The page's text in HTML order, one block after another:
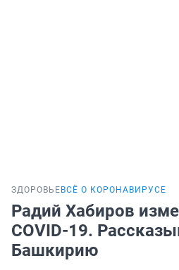
ЗДОРОВЬЕ ВСЁ О КОРОНАВИРУСЕ
Радий Хабиров
COVID-19.
Башкирию